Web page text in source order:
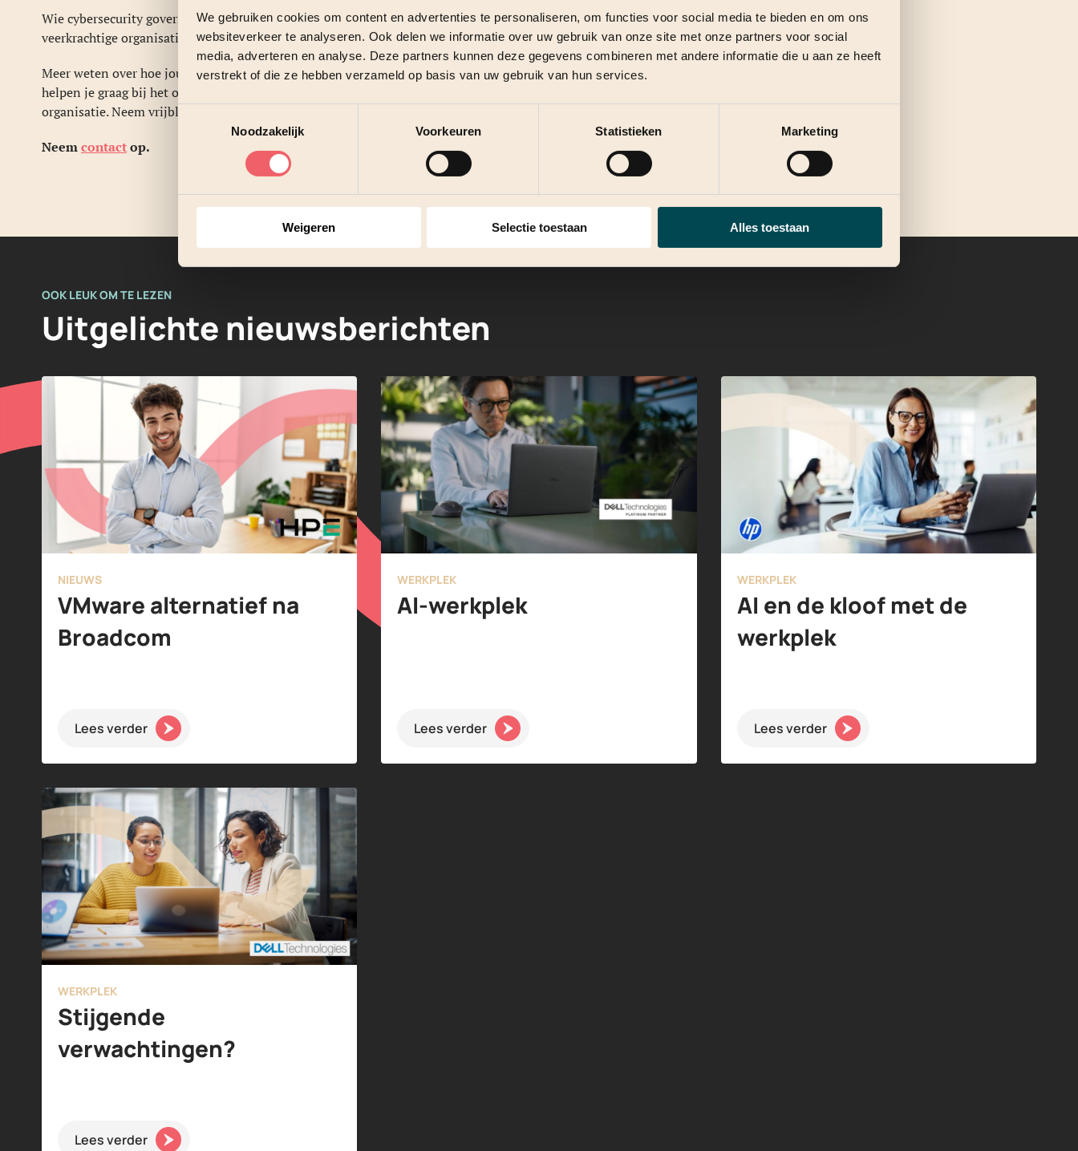
We gebruiken cookies om content en advertenties te personaliseren, om functies voor social media te bieden en om ons
websiteverkeer te analyseren. Ook delen we informatie over uw gebruik van onze site met onze partners voor social
media, adverteren en analyse. Deze partners kunnen deze gegevens combineren met andere informatie die u aan ze heeft
verstrekt of die ze hebben verzameld op basis van uw gebruik van hun services.
Toestemmingsselectie
Noodzakelijk
Voorkeuren Statistieken Marketing
Weigeren Selectie toestaan Alles toestaan
Wie cybersecurity governance als een gedeelde verantwoordelijkheid aanpakt, werkt aan een
veerkrachtige organisatie. Het is tijd dat IT en business de handen ineenslaan.
Meer weten over hoe jouw organisatie cybersecurity governance kan versterken? Onze experts
helpen je graag bij het opzetten of aanscherpen van een governance-model dat werkt voor jouw
organisatie. Neem vrijblijvend contact op voor een adviesgesprek.
Neemcontactop.
OOK LEUK OM TE LEZEN
Uitgelichte nieuwsberichten
NIEUWS
VMware alternatief na
Broadcom
Lees verder
WERKPLEK
AI-werkplek
Lees verder
WERKPLEK
AI en de kloof met de
werkplek
Lees verder
WERKPLEK
Stijgende
verwachtingen?
Lees verder